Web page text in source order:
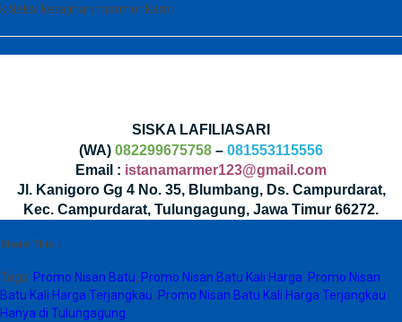
koleksi kerajinan marmer kami .
SISKA LAFILIASARI
(WA) 082299675758 – 081553115556
Email : istanamarmer123@gmail.com
Jl. Kanigoro Gg 4 No. 35, Blumbang, Ds. Campurdarat,
Kec. Campurdarat, Tulungagung, Jawa Timur 66272.
Share This :
Tags: Promo Nisan Batu, Promo Nisan Batu Kali Harga, Promo Nisan
Batu Kali Harga Terjangkau, Promo Nisan Batu Kali Harga Terjangkau
Hanya di Tulungagung